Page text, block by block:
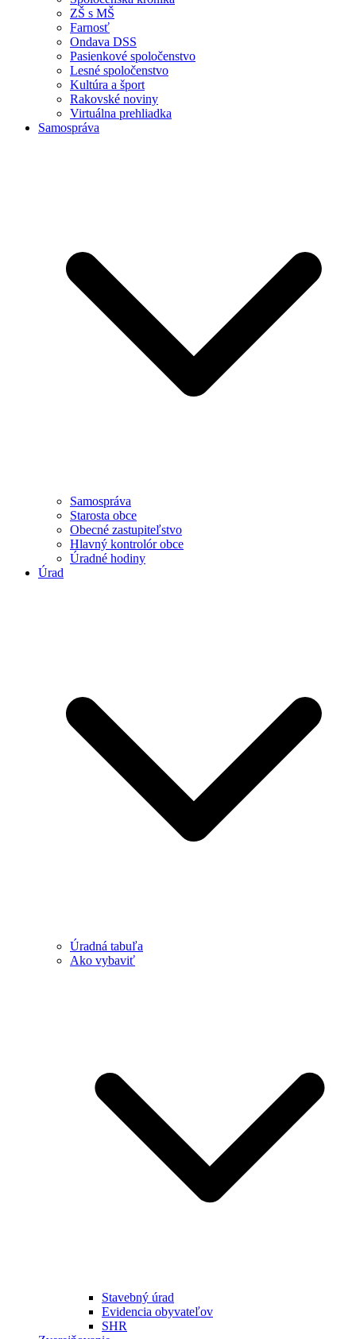
ZŠ s MŠ
Farnosť
Ondava DSS
Pasienkové spoločenstvo
Lesné spoločenstvo
Kultúra a šport
Rakovské noviny
Virtuálna prehliadka
Samospráva
Samospráva
Starosta obce
Obecné zastupiteľstvo
Hlavný kontrolór obce
Úradné hodiny
Úrad
Úradná tabuľa
Ako vybaviť
Stavebný úrad
Evidencia obyvateľov
SHR